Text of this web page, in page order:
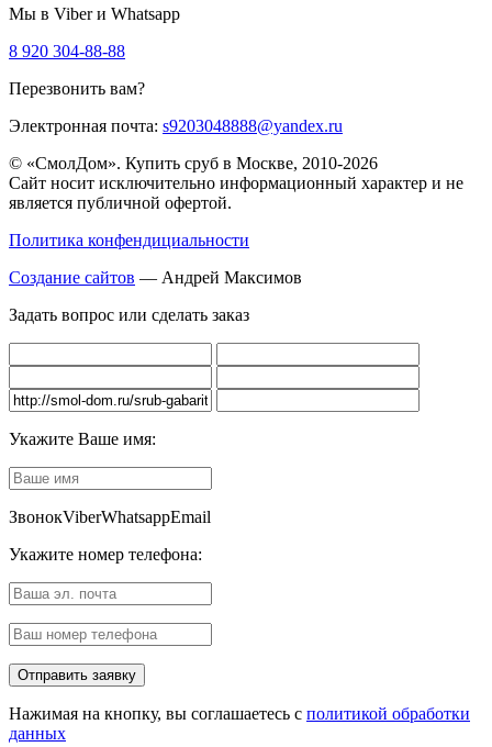
Мы в Viber и Whatsapp
8 920 304-88-88
Перезвонить вам?
Электронная почта: s9203048888@yandex.ru
© «СмолДом». Купить сруб в Москве, 2010-2026
Сайт носит исключительно информационный характер и не
является публичной офертой.
Политика конфендициальности
Создание сайтов — Андрей Максимов
Задать вопрос или сделать заказ
Укажите Ваше имя:
ЗвонокViberWhatsappEmail
Укажите номер телефона:
Нажимая на кнопку, вы соглашаетесь с политикой обработки
данных